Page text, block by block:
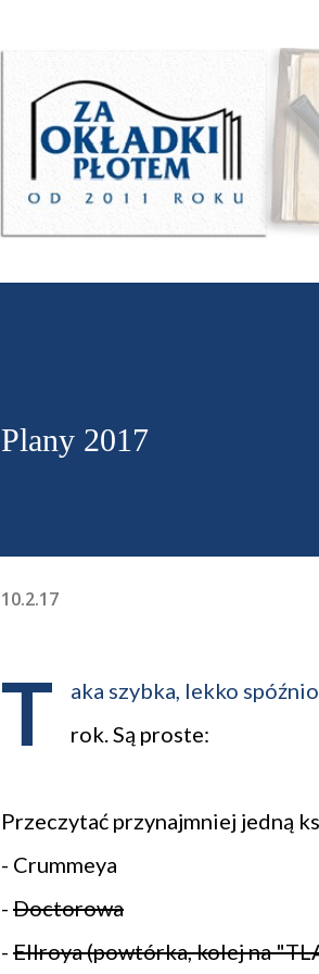
Plany 2017
10.2.17
T
aka szybka, lekko
rok. Są proste:
Przeczytać przynajmniej jedną
- Crummeya
- Doctorowa
- Ellroya (powtórka, kolej na